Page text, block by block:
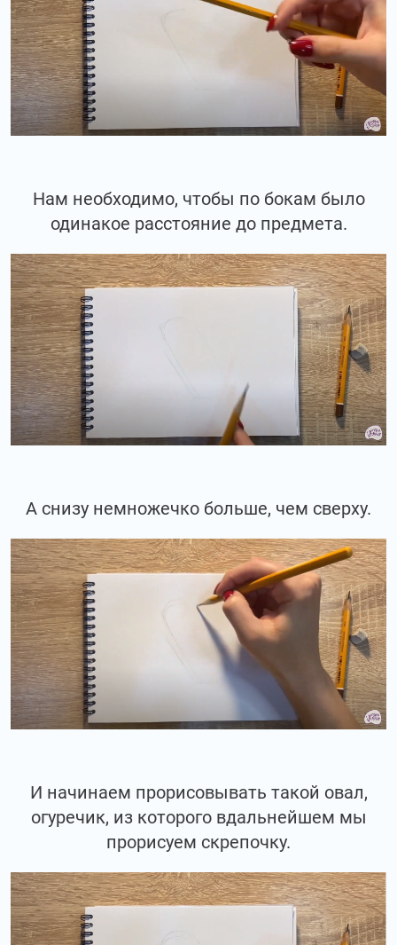
Нам необходимо, чтобы по бокам было
одинакое расстояние до предмета.
А снизу немножечко больше, чем сверху.
И начинаем прорисовывать такой овал,
огуречик, из которого вдальнейшем мы
прорисуем скрепочку.